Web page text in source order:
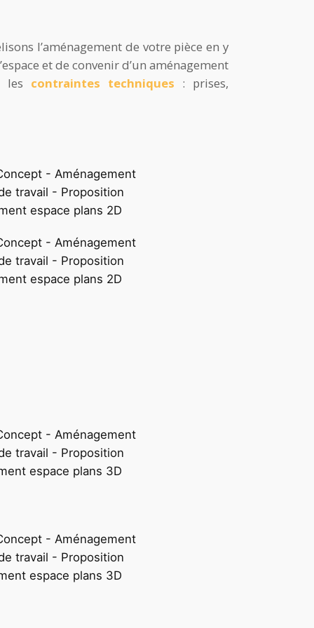
l’aménagement de votre pièce en y
et de convenir d’un aménagement
les contraintes techniques : prises,